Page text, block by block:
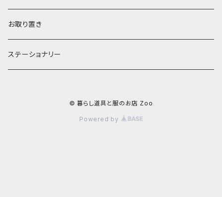
汁椀・丼ぶり
雨傘・日傘
靴・くつした
スローケット
靴
スタイ・エプロン
お取り置き
ステーショナリー
© 暮らし道具と服のお店 Zoo
Powered by